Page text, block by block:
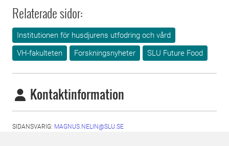
Relaterade sidor:
Institutionen för husdjurens utfodring och vård
VH-fakulteten
Forskningsnyheter SLU Future Food
Kontaktinformation
SIDANSVARIG: MAGNUS.NELIN@SLU.SE